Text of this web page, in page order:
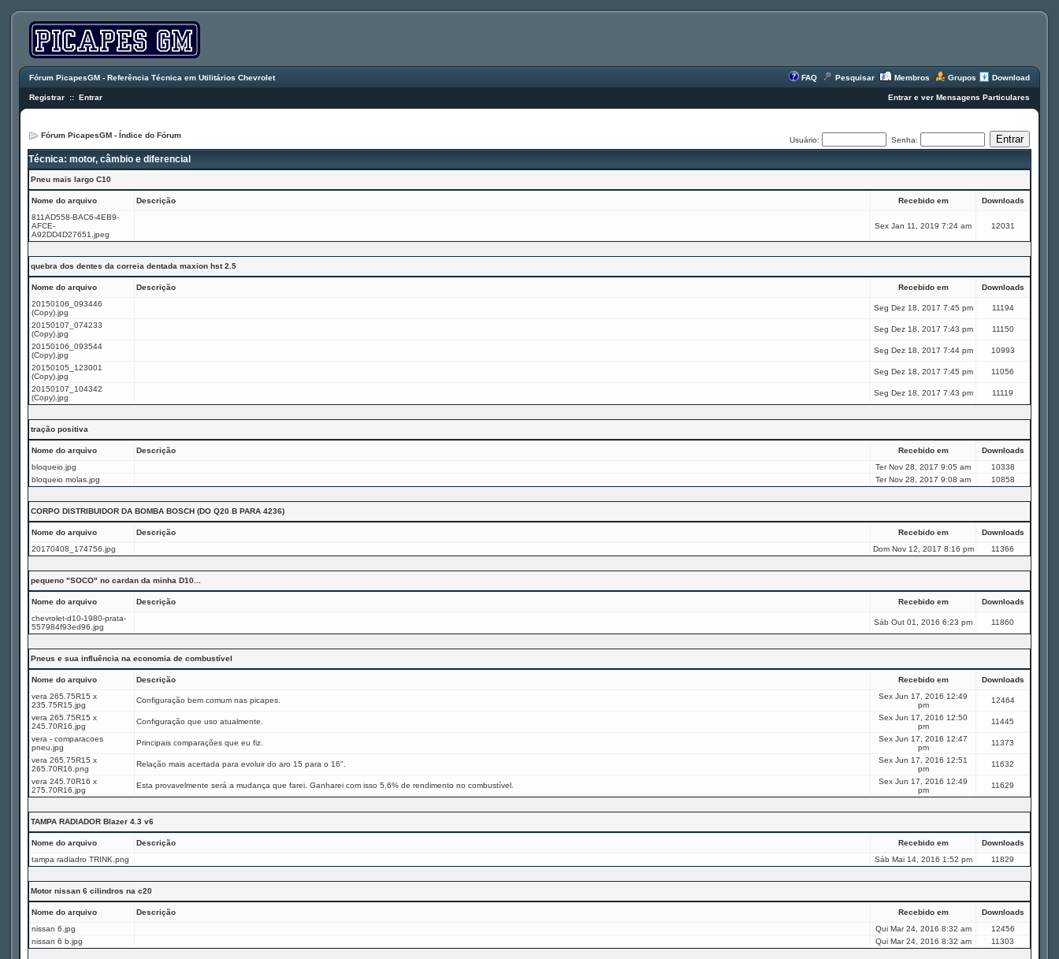
Fórum PicapesGM - Referência Técnica em Utilitários Chevrolet FAQ Pesquisar Membros Grupos Download
Registrar :: Entrar Entrar e ver Mensagens Particulares
Fórum PicapesGM - Índice do Fórum
Usuário: Senha:
Técnica: motor, câmbio e diferencial
Pneu mais largo C10
Nome do arquivo Descrição Recebido em
Downloads
811AD558-BAC6-4EB9-
AFCE-
A92DD4D27651.jpeg
Sex Jan 11, 2019 7:24 am 12031
quebra dos dentes da correia dentada maxion hst 2.5
Nome do arquivo Descrição Recebido em
Downloads
20150106_093446
(Copy).jpg
Seg Dez 18, 2017 7:45 pm
11194
20150107_074233
(Copy).jpg
Seg Dez 18, 2017 7:43 pm
11150
20150106_093544
(Copy).jpg
Seg Dez 18, 2017 7:44 pm
10993
20150105_123001
(Copy).jpg
Seg Dez 18, 2017 7:45 pm
11056
20150107_104342
(Copy).jpg
Seg Dez 18, 2017 7:43 pm 11119
tração positiva
Nome do arquivo Descrição Recebido em
Downloads
bloqueio.jpg
Ter Nov 28, 2017 9:05 am
10338
bloqueio molas.jpg
Ter Nov 28, 2017 9:08 am 10858
CORPO DISTRIBUIDOR DA BOMBA BOSCH (DO Q20 B PARA 4236)
Nome do arquivo Descrição Recebido em
Downloads
20170408_174756.jpg
Dom Nov 12, 2017 8:16 pm 11366
pequeno "SOCO" no cardan da minha D10...
Nome do arquivo Descrição Recebido em
Downloads
chevrolet-d10-1980-prata-
557984f93ed96.jpg
Sáb Out 01, 2016 6:23 pm 11860
Pneus e sua influência na economia de combustível
Nome do arquivo Descrição Recebido em
Downloads
vera 265.75R15 x
235.75R15.jpg
Configuração bem comum nas picapes.
Sex Jun 17, 2016 12:49
pm
12464
vera 265.75R15 x
245.70R16.jpg
Configuração que uso atualmente.
Sex Jun 17, 2016 12:50
pm
11445
vera - comparacoes
pneu.jpg
Principais comparações que eu fiz.
Sex Jun 17, 2016 12:47
pm
11373
vera 265.75R15 x
265.70R16.png
Relação mais acertada para evoluir do aro 15 para o 16".
Sex Jun 17, 2016 12:51
pm
11632
vera 245.70R16 x
275.70R16.jpg
Esta provavelmente será a mudança que farei. Ganharei com isso 5,6% de rendimento no combustível.
Sex Jun 17, 2016 12:49
pm
11629
TAMPA RADIADOR Blazer 4.3 v6
Nome do arquivo Descrição Recebido em
Downloads
tampa radiadro TRINK.png
Sáb Mai 14, 2016 1:52 pm 11829
Motor nissan 6 cilindros na c20
Nome do arquivo Descrição Recebido em
Downloads
nissan 6.jpg
Qui Mar 24, 2016 8:32 am
12456
nissan 6 b.jpg
Qui Mar 24, 2016 8:32 am 11303